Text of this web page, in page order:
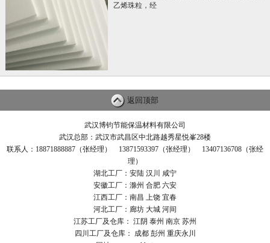
乙烯珠粒，经
返回顶部
武汉博钧节能保温材料有限公司
武汉总部：武汉市武昌区中北路越秀星悦峯28楼
联系人：18871888887（张经理） 13871593397（张经理） 13407136708（张经
理）
湖北工厂：安陆 汉川 咸宁
安徽工厂：滁州 合肥 六安
江西工厂：南昌 上饶 宜春
河北工厂：廊坊 大城 河间
江苏工厂及仓库： 江阴 泰州 南京 苏州
四川工厂及仓库： 成都 彭州 重庆永川